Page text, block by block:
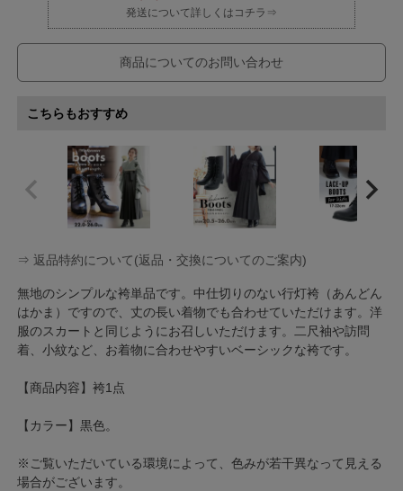
発送について詳しくはコチラ⇒
商品についてのお問い合わせ
こちらもおすすめ
⇒ 返品特約について(返品・交換についてのご案内)
無地のシンプルな袴単品です。中仕切りのない行灯袴（あんどん
はかま）ですので、丈の長い着物でも合わせていただけます。洋
服のスカートと同じようにお召しいただけます。二尺袖や訪問
着、小紋など、お着物に合わせやすいベーシックな袴です。
【商品内容】袴1点
【カラー】黒色。
※ご覧いただいている環境によって、色みが若干異なって見える
場合がございます。